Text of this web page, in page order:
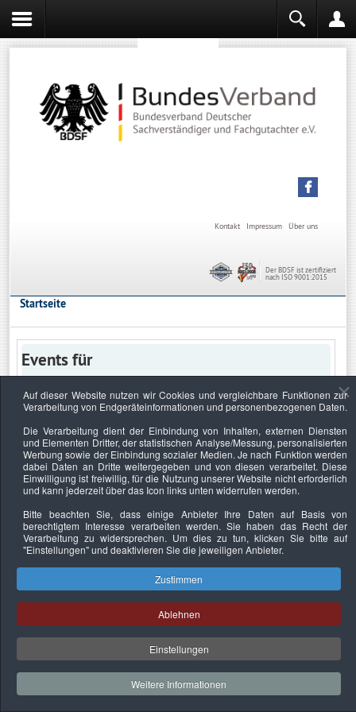
Über uns
Impressum
Kontakt
Der BDSF ist zertifiziert
nach ISO 9001:2015
Startseite
Events für
Keine Termine
Datenschutzerklärung Urheberrechtsnachweise Nachhaltigkeit
Copyright © 2026. Bundesverband Deutscher
Sachverständiger und Fachgutachter e.V..
Auf dieser Website nutzen wir Cookies und vergleichbare Funktionen zur
Verarbeitung von Endgeräteinformationen und personenbezogenen Daten.
Die Verarbeitung dient der Einbindung von Inhalten, externen Diensten
und Elementen Dritter, der statistischen Analyse/Messung, personalisierten
Werbung sowie der Einbindung sozialer Medien. Je nach Funktion werden
dabei Daten an Dritte weitergegeben und von diesen verarbeitet. Diese
Einwilligung ist freiwillig, für die Nutzung unserer Website nicht erforderlich
und kann jederzeit über das Icon links unten widerrufen werden.
Bitte beachten Sie, dass einige Anbieter Ihre Daten auf Basis von
berechtigtem Interesse verarbeiten werden. Sie haben das Recht der
Verarbeitung zu widersprechen. Um dies zu tun, klicken Sie bitte auf
"Einstellungen"und deaktivieren Sie die jeweiligen Anbieter.
Zustimmen
Ablehnen
Einstellungen
Weitere Informationen